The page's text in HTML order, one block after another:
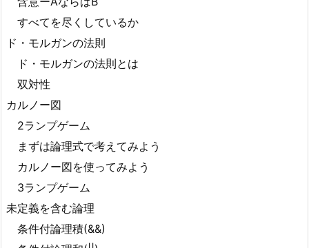
すべてを尽くしているか
ド・モルガンの法則
ド・モルガンの法則とは
双対性
カルノー図
2ランプゲーム
まずは論理式で考えてみよう
カルノー図を使ってみよう
3ランプゲーム
未定義を含む論理
条件付論理積(&&)